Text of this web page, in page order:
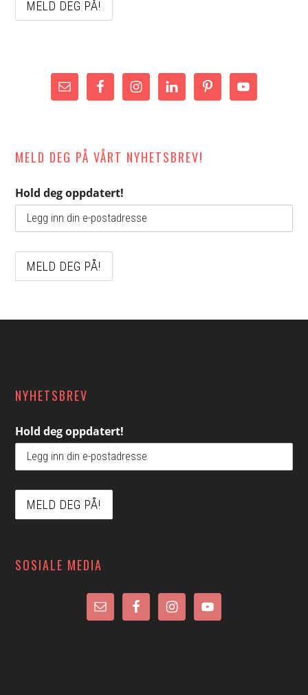
MELD DEG PÅ VÅRT NYHETSBREV!
Hold deg oppdatert!
NYHETSBREV
Hold deg oppdatert!
SOSIALE MEDIA